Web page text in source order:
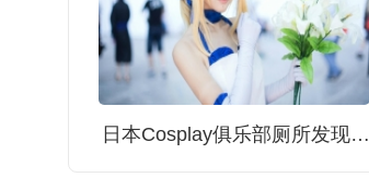
日本Cosplay俱乐部厕所发现摄像头：女Coser被看光